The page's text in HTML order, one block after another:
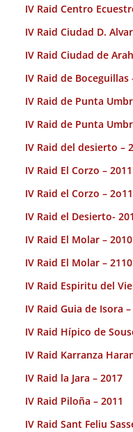
IV Raid Centro
IV Raid Ciudad D.
IV Raid Ciudad de
IV Raid de Boceguillas
IV Raid de Punta
IV Raid de Punta
IV Raid del desierto –
IV Raid El Corzo – 2011
IV Raid el Corzo – 2o11
IV Raid el Desierto-
IV Raid El Molar – 2010
IV Raid El Molar – 2110
IV Raid Espiritu del
IV Raid Guia de Isora –
IV Raid Hípico de
IV Raid Karranza
IV Raid la Jara – 2017
IV Raid Piloña – 2011
IV Raid Sant Feliu